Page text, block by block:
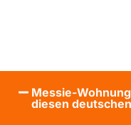
Messie-
diesen